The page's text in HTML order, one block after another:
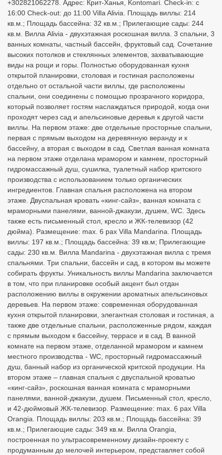
+302821062278. Адрес: Крит-Ханья, Kontomari. Check-in: с
16:00 Check-out: до 11:00 Villa Alivia. Площадь виллы: 214
кв.м.; Площадь бассейна: 32 кв.м.; Прилегающие сады: 244
кв.м. Вилла Alivia - двухэтажная роскошная вилла. 3 спальни, 3
ванных комнаты, частный бассейн, фруктовый сад. Сочетание
высоких потолков и стеклянных элементов, захватывающие
виды на рощи и горы. Полностью оборудованная кухня
открытой планировки, столовая и гостиная расположены
отдельно от остальной части виллы, где расположены
спальни, они соединены с помощью прозрачного коридора,
который позволяет гостям наслаждаться природой, когда они
проходят через сад и апельсиновые деревья к другой части
виллы. На первом этаже: две отдельные просторные спальни,
первая с прямым выходом на деревянную веранду и к
бассейну, а вторая с выходом в сад. Светлая ванная комната
на первом этаже отделана мрамором и камнем, просторный
гидромассажный душ, сушилка, туалетный набор критского
производства с использованием только органических
ингредиентов. Главная спальня расположена на втором
этаже. Двуспальная кровать «кинг-сайз», ванная комната с
мраморными панелями, ванной-джакузи, душем, WC. Здесь
также есть письменный стол, кресло и ЖК-телевизор (42
дюйма). Размещение: max. 6 pax Villa Mandarina. Площадь
виллы: 197 кв.м.; Площадь бассейна: 39 кв.м; Прилегающие
сады: 230 кв.м. Вилла Mandarina - двухэтажная вилла с тремя
спальнями. Три спальни, бассейн и сад, в котором вы можете
собирать фрукты. Уникальность виллы Mandarina заключается
в том, что при планировке особый акцент был отдан
расположению виллы в окружении ароматных апельсиновых
деревьев. На первом этаже: современная оборудованная
кухня открытой планировки, элегантная столовая и гостиная, а
также две отдельные спальни, расположенные рядом, каждая
с прямым выходом к бассейну, террасе и в сад. В ванной
комнате на первом этаже, отделанной мрамором и камнем
местного производства - WC, просторный гидромассажный
душ, банный набор из органической критской продукции. На
втором этаже – главная спальня с двуспальной кроватью
«кинг-сайз», роскошная ванная комната с мраморными
панелями, ванной-джакузи, душем. Письменный стол, кресло,
и 42-дюймовый ЖК-телевизор. Размещение: max. 6 pax Villa
Orangia. Площадь виллы: 203 кв.м.; Площадь бассейна: 39
кв.м.; Прилегающие сады: 349 кв.м. Вилла Orangia,
построенная по ультрасовременному дизайн-проекту с
продуманным до мелочей интерьером, представляет собой